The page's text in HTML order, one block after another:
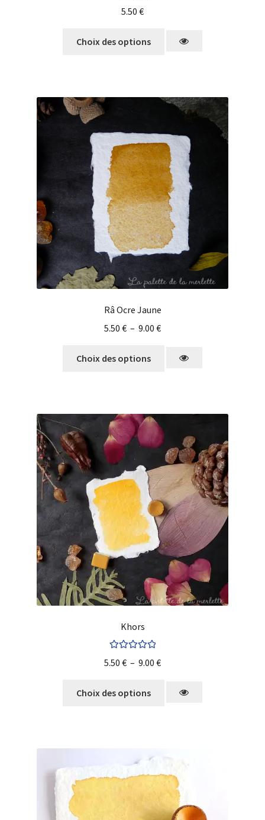
5.50 €
Choix des options
Râ Ocre Jaune
5.50 € – 9.00 €
Choix des options
Khors
5.50 € – 9.00 €
Choix des options